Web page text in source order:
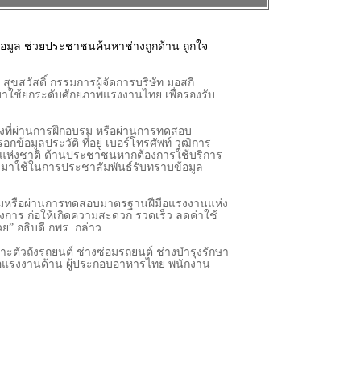
มูล ช่วยประชาชนค้นหาช่างถูกด้าน ถูกใจ
สวัสดิ์ กรรมการผู้จัดการบริษัท มอสกี
ช้ยกระดับศักยภาพแรงงานไทย เพื่อรองรับ
ผ่านการฝึกอบรม หรือผ่านการทดสอบ
อกข้อมูลประวัติ ที่อยู่ เบอร์โทรศัพท์ วุฒิการ
งชาติ ด้านประชาชนหากต้องการใช้บริการ
าใช้ในการประชาสัมพันธ์รับทราบข้อมูล
รือผ่านการทดสอบมาตรฐานฝีมือแรงงานแห่ง
ร ก่อให้เกิดความสะดวก รวดเร็ว ลดค่าใช้
” อธิบดี กพร. กล่าว
ตัวถังรถยนต์ ช่างซ่อมรถยนต์ ช่างบำรุงรักษา
รงงานด้าน ผู้ประกอบอาหารไทย พนักงาน